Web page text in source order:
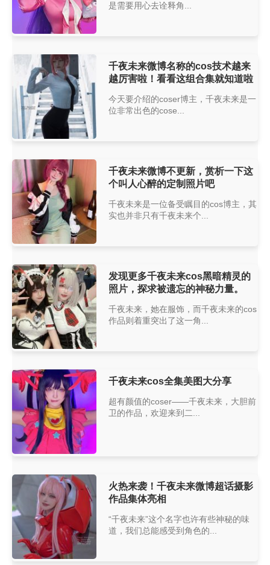
是需要用心去诠释角...
千夜未来微博名称的cos技术越来
越厉害啦！看看这组合集就知道啦
今天要介绍的coser博主，千夜未来是一
位非常出色的cose...
千夜未来微博不更新，赏析一下这
个叫人心醉的定制照片吧
千夜未来是一位备受瞩目的cos博主，其
实也并非只有千夜未来个...
发现更多千夜未来cos黑暗精灵的
照片，探求被遗忘的神秘力量。
千夜未来，她在服饰，而千夜未来的cos
作品则着重突出了这一角...
千夜未来cos全集美图大分享
超有颜值的coser——千夜未来，大胆前
卫的作品，欢迎来到二...
火热来袭！千夜未来微博超话摄影
作品集体亮相
“千夜未来”这个名字也许有些神秘的味
道，我们总能感受到角色的...